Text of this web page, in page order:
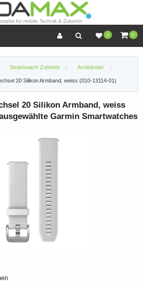
für mobile Technik & Zubehör
0 0
Smartwatch Zubehör Armbänder
20 Silikon Armband, weiss (010-13114-01)
20 Silikon Armband, weiss
Garmin Smartwatches